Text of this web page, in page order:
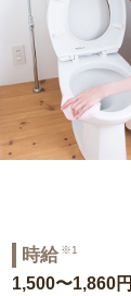
時給 ※1
1,500〜1,860円